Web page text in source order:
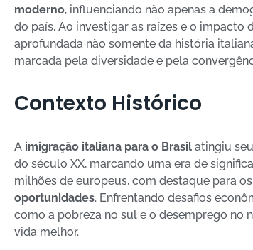
moderno, influenciando não apenas a
do país. Ao investigar as raízes e o
aprofundada não somente da história
marcada pela diversidade e pela
Contexto Histórico
A imigração italiana para o Brasil atingiu
do século XX, marcando uma era de
milhões de europeus, com destaque para
oportunidades. Enfrentando desafios
como a pobreza no sul e o desemprego no
vida melhor.